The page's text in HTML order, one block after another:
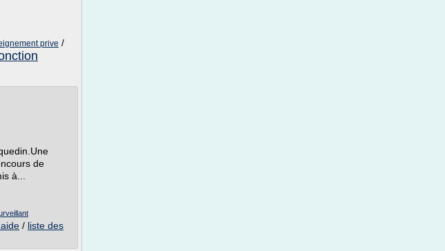
prive /
de
à...
/ liste des